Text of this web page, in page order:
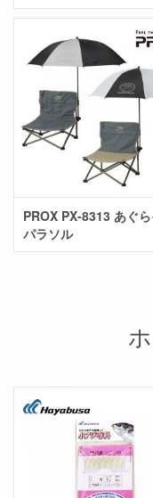
PROX PX-8313 あぐ
パラソル